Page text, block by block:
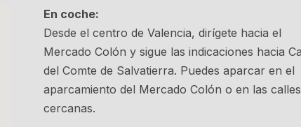
En coche:
Desde el centro de Valencia, dirígete hacia el
Mercado Colón y sigue las indicaciones hacia
del Comte de Salvatierra. Puedes aparcar en el
aparcamiento del Mercado Colón o en las calles
cercanas.